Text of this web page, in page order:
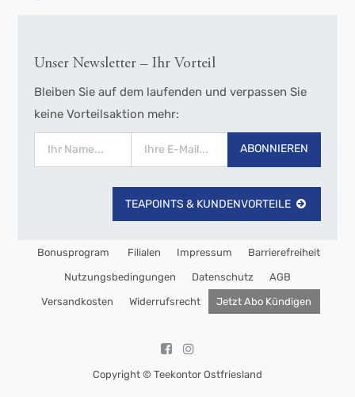
Unser Newsletter – Ihr Vorteil
Bleiben Sie auf dem laufenden und verpassen Sie
keine Vorteilsaktion mehr:
ABONNIEREN
TEAPOINTS & KUNDENVORTEILE
Bonusprogram Filialen Impressum Barrierefreiheit
Nutzungsbedingungen Datenschutz AGB
Versandkosten Widerrufsrecht Jetzt Abo Kündigen
Copyright © Teekontor Ostfriesland